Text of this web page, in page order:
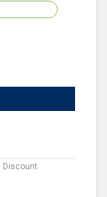
Discount